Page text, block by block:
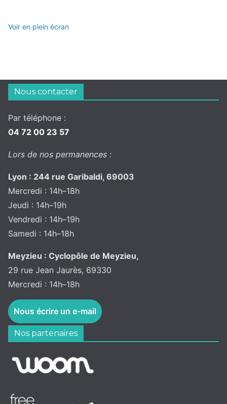
Voir en plein écran
Nous contacter
Par téléphone :
04 72 00 23 57
Lors de nos permanences :
Lyon : 244 rue Garibaldi, 69003
Mercredi : 14h–18h
Jeudi : 14h–19h
Vendredi : 14h–19h
Samedi : 14h–18h
Meyzieu : Cyclopôle de Meyzieu,
29 rue Jean Jaurès, 69330
Mercredi : 14h–18h
Nous écrire un e-mail
Nos partenaires